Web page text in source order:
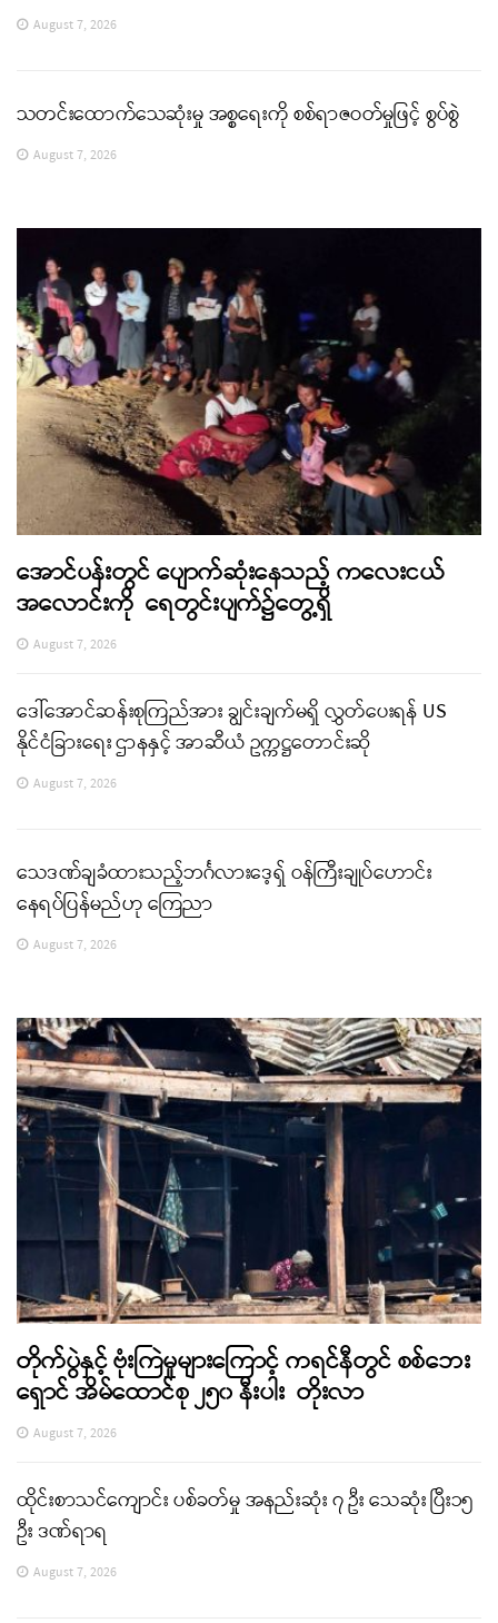
August 7, 2026
သတင်းထောက်သေဆုံးမှု အစ္စရေးကို စစ်ရာဇဝတ်မှုဖြင့် စွပ်စွဲ
August 7, 2026
အောင်ပန်းတွင် ပျောက်ဆုံးနေသည့် ကလေးငယ်
အလောင်းကို ရေတွင်းပျက်၌တွေ့ရှိ
August 7, 2026
ဒေါ်အောင်ဆန်းစုကြည်အား ချွင်းချက်မရှိ လွှတ်ပေးရန် US
နိုင်ငံခြားရေး ဌာနနှင့် အာဆီယံ ဥက္ကဋ္ဌတောင်းဆို
August 7, 2026
သေဒဏ်ချခံထားသည့်ဘင်္ဂလားဒေ့ရှ် ဝန်ကြီးချုပ်ဟောင်း
နေရပ်ပြန်မည်ဟု ကြေညာ
August 7, 2026
တိုက်ပွဲနှင့် ဗုံးကြဲမှုများကြောင့် ကရင်နီတွင် စစ်ဘေး
ရှောင် အိမ်ထောင်စု ၂၅၀ နီးပါး တိုးလာ
August 7, 2026
ထိုင်းစာသင်ကျောင်း ပစ်ခတ်မှု အနည်းဆုံး ၇ ဦး သေဆုံး ပြီး၁၅
ဦး ဒဏ်ရာရ
August 7, 2026